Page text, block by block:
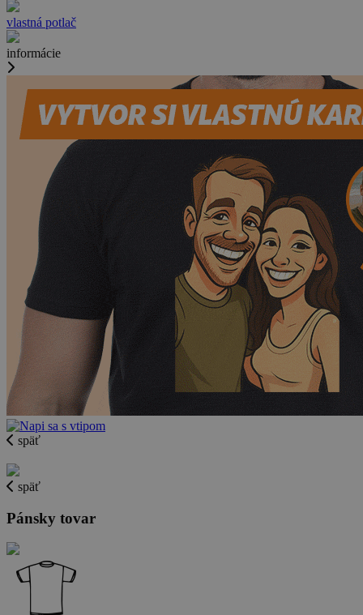
vlastná potlač
informácie
späť
späť
Pánsky tovar